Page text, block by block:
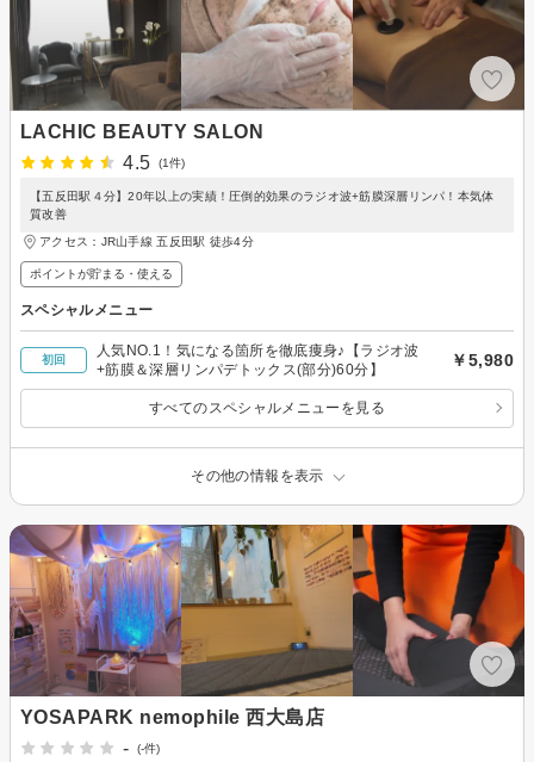
LACHIC BEAUTY SALON
4.5
(1件)
【五反田駅４分】20年以上の実績！圧倒的効果のラジオ波+筋膜深層リンパ！本気体
質改善
アクセス：JR山手線 五反田駅 徒歩4分
ポイントが貯まる・使える
スペシャルメニュー
初回
人気NO.1！気になる箇所を徹底痩身♪【ラジオ波
+筋膜＆深層リンパデトックス(部分)60分】
￥5,980
すべてのスペシャルメニューを見る
その他の情報を表示
YOSAPARK nemophile 西大島店
-
(-件)